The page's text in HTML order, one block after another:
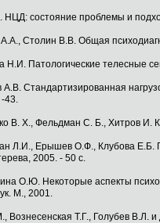
НЦД: состояние проблемы и
Столин В.В. Общая
Н.И. Патологические телесные
A.B. Стандартизированная
43.
В. X., Фельдман С. Б., Хитров
Л.И., Ерышев О.Ф., Клубова Е.Б.
2005. - 50 с.
О.Ю. Некоторые аспекты
М., 2001.
Вознесенская Т.Г., Голубев В.Л.